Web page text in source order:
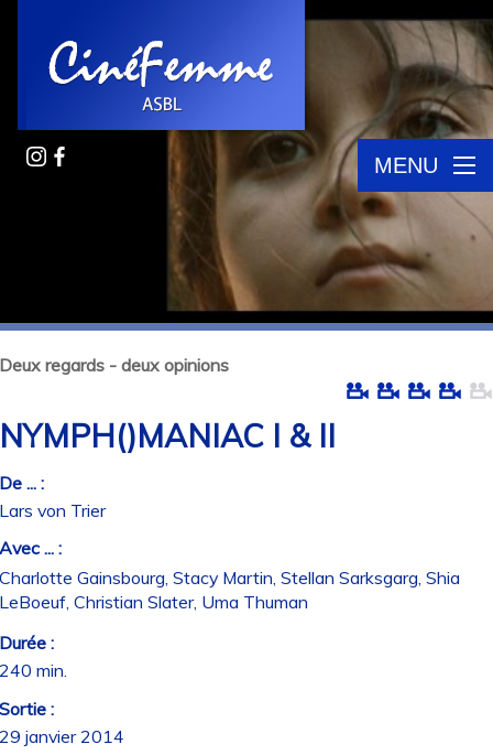
MENU
regards - deux opinions
I & II
... :
von Trier
... :
Gainsbourg, Stacy Martin, Stellan Sarksgarg, Shia
Christian Slater, Uma Thuman
:
min.
:
janvier 2014